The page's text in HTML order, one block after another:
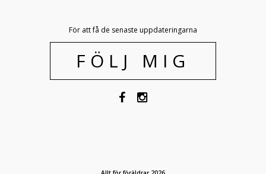
För att få de senaste uppdateringarna
FÖLJ MIG